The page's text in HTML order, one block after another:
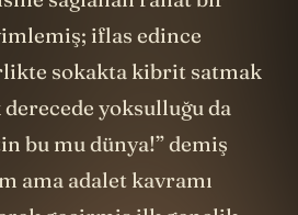
iflas edince
sokakta kibrit satmak
yoksulluğu da
bu mu dünya!” demiş
ama adalet kavramı